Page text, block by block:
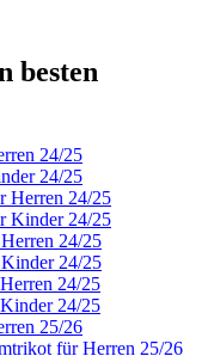
besten
24/25
24/25
Herren 24/25
Kinder 24/25
24/25
24/25
24/25
24/25
25/26
für Herren 25/26